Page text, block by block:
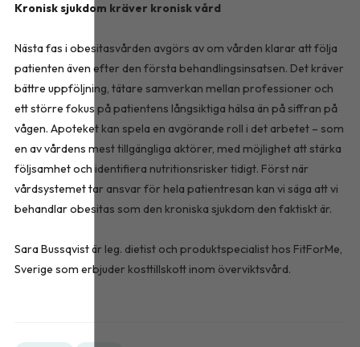
Kronisk sjukdom kräver kronisk vård
Nästa fas i obesitasvården avgörs av om vården klarar att följa
patienten även efter den första behandlingsinsatsen. Det kräver
bättre uppföljning, tätare samverkan mellan professioner och
ett större fokus på patientens långsiktiga hälsa än på siffran på
vågen. Apoteket kan spela en avgörande roll i det arbetet – som
en av vårdens mest tillgängliga aktörer, med möjlighet att stärka
följsamhet och identifiera nutritionsrisker tidigt. Först när
vårdsystemet tar ansvar för hela patientresan kan vi säga att vi
behandlar obesitas som den kroniska sjukdom den faktiskt är.
Sara Bussqvist är leg. dietist och produktspecialist hos FitForMe,
Sverige som erbjuder kosttillskott inom överviktsvård.